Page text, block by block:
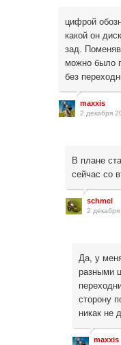
цифрой
какой он
зад.
можно было
без
maxxis
2 декабря
В плане
сейчас со
schmel
2
Да, у
разными
сторону
никак не
maxxis